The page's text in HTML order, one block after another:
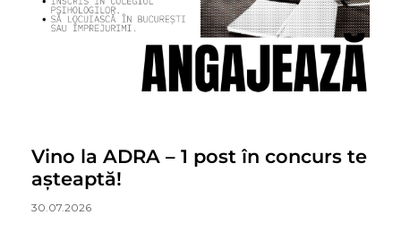
Vino la ADRA – 1 post în concurs te
așteaptă!
30.07.2026